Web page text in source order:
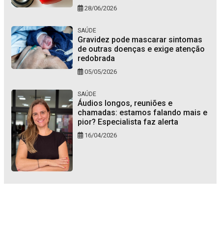
28/06/2026
SAÚDE
Gravidez pode mascarar sintomas
de outras doenças e exige atenção
redobrada
05/05/2026
SAÚDE
Áudios longos, reuniões e
chamadas: estamos falando mais e
pior? Especialista faz alerta
16/04/2026